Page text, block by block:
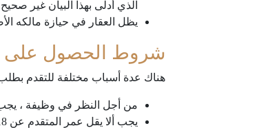
الذي أدلى بهذا البيان غير
يظل العقار في حيازة مالكه
شروط الحصول على
هناك عدة أسباب مختلفة للتقدم
من أجل النظر في وظيفة ، يجب
يجب ألا يقل عمر المتقدم عن 18 عامًا ولا يزيد عن 60 عامًا.